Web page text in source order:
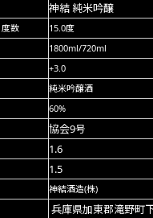
神結 純米吟醸
度数
15.0度
1800ml/720ml
+3.0
純米吟醸酒
60%
協会9号
1.6
1.5
神結酒造(株)
兵庫県加東郡滝野町